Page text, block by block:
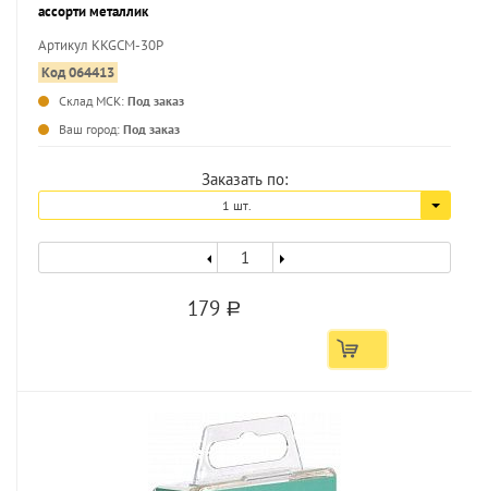
ассорти металлик
Артикул KKGCM-30P
Код 064413
Склад МСК: Под заказ
Ваш город: Под заказ
Заказать по:
1 шт.
179 a